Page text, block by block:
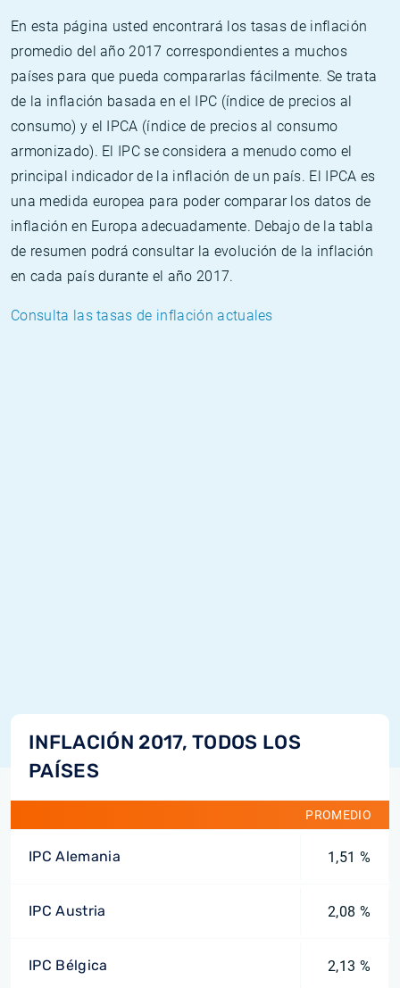
En esta página usted encontrará los tasas de inflación
promedio del año 2017 correspondientes a muchos
países para que pueda compararlas fácilmente. Se trata
de la inflación basada en el IPC (índice de precios al
consumo) y el IPCA (índice de precios al consumo
armonizado). El IPC se considera a menudo como el
principal indicador de la inflación de un país. El IPCA es
una medida europea para poder comparar los datos de
inflación en Europa adecuadamente. Debajo de la tabla
de resumen podrá consultar la evolución de la inflación
en cada país durante el año 2017.
Consulta las tasas de inflación actuales
INFLACIÓN 2017, TODOS LOS
PAÍSES
PROMEDIO
IPC Alemania 1,51 %
IPC Austria 2,08 %
IPC Bélgica 2,13 %